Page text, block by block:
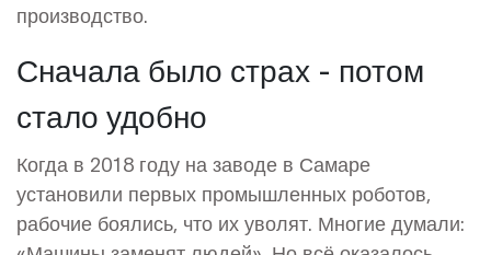
производство.
Сначала было страх - потом
стало удобно
Когда в 2018 году на заводе в Самаре
установили первых промышленных роботов,
рабочие боялись, что их уволят. Многие думали: